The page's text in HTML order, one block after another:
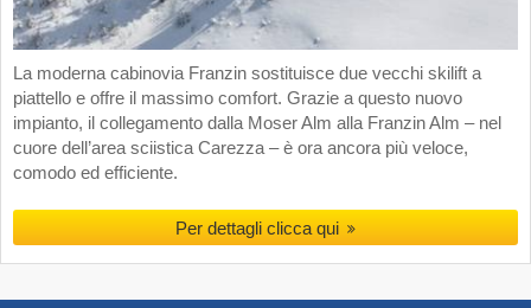
La moderna cabinovia Franzin sostituisce due vecchi skilift a
piattello e offre il massimo comfort. Grazie a questo nuovo
impianto, il collegamento dalla Moser Alm alla Franzin Alm – nel
cuore dell’area sciistica Carezza – è ora ancora più veloce,
comodo ed efficiente.
Per dettagli clicca qui